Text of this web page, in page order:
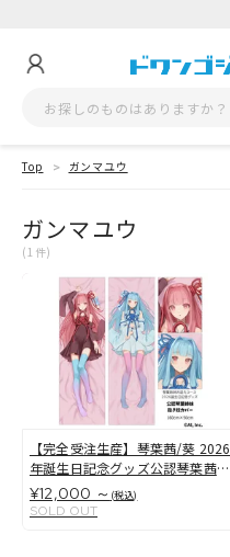
Top ガンマユウ
ガンマユウ
(1件)
【完全受注生産】琴葉茜/葵 2026
年誕生日記念グッズ公認琴葉茜/
葵抱き枕カバー【書き下ろしイラ
スト】
¥12,000 ～ (税込)
SOLD OUT